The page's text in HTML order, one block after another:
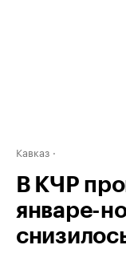
Кавказ
В КЧР
январе-